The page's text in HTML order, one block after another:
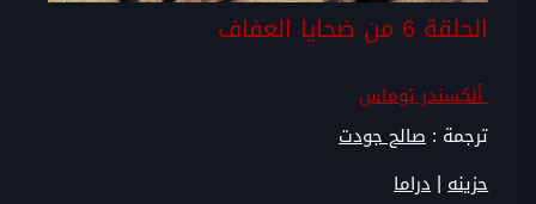
الحلقة 6 من ضحايا العفاف
ألكسندر توماس
ترجمة :صالح جودت
حزينه|دراما